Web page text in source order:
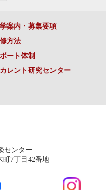
案内・募集要項
方法
ート体制
レント研究センター
センター
7丁目42番地